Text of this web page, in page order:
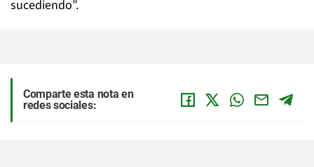
sucediendo”.
Comparte esta nota en
redes sociales: